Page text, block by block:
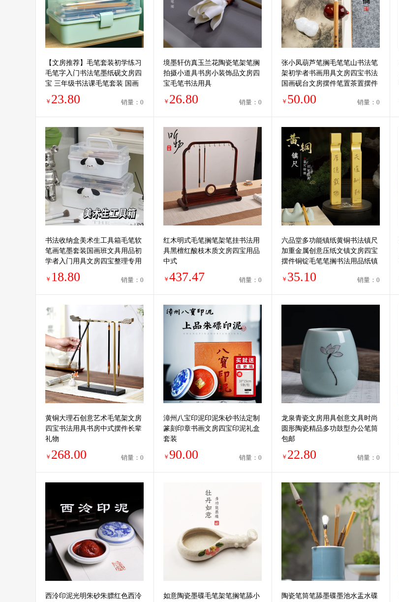
【文房推荐】毛笔套装初学练习
毛笔字入门书法笔墨纸砚文房四
宝 三年级书法课毛笔套装 国画
用具套装
￥ 23.80 销量：0
境墨轩仿真玉兰花陶瓷笔架笔搁
拍摄小道具书房小装饰品文房四
宝毛笔书法用具
￥ 26.80 销量：0
张小凤葫芦笔搁毛笔笔山书法笔
架初学者书画用具文房四宝书法
国画砚台文房摆件笔置茶置摆件
福禄水晶玛瑙
￥ 50.00 销量：0
书法收纳盒美术生工具箱毛笔软
笔画笔墨套装国画班文具用品初
学者入门用具文房四宝整理专用
盒子小学生练字课
￥ 18.80 销量：0
红木明式毛笔搁笔架笔挂书法用
具黑檀红酸枝木质文房四宝用品
中式
￥ 437.47 销量：0
六品堂多功能镇纸黄铜书法镇尺
加重金属创意压纸文镇文房四宝
摆件铜锭毛笔笔搁书法用品纸镇
镇纸石小摆件
￥ 35.10 销量：0
黄铜大理石创意艺术毛笔架文房
四宝书法用具书房中式摆件长辈
礼物
￥ 268.00 销量：0
漳州八宝印泥印泥朱砂书法定制
篆刻印章书画文房四宝印泥礼盒
套装
￥ 90.00 销量：0
龙泉青瓷文房用具创意文具时尚
圆形陶瓷精品多功鼓型办公笔筒
包邮
￥ 22.80 销量：0
西泠印泥光明朱砂朱膘红色西泠
如意陶瓷墨碟毛笔架笔搁笔舔小
陶瓷笔筒笔舔墨碟墨池水盂水碟